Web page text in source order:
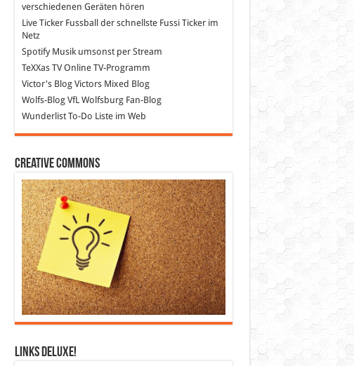
verschiedenen Geräten hören
Live Ticker Fussball
der schnellste Fussi Ticker im
Netz
SpotifyMusik umsonst per Stream
TeXXas TVOnline TV-Programm
Victor's BlogVictors Mixed Blog
Wolfs-BlogVfL Wolfsburg Fan-Blog
WunderlistTo-Do Liste im Web
Creative Commons
Links DeLuXe!